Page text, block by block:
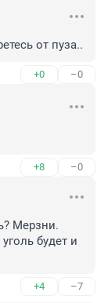
от пуза..
+0 –0
+8 –0
Мерзни.
будет и
+4 –7